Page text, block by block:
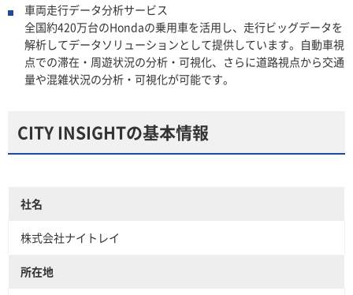
車両走行データ分析サービス
全国約420万台のHondaの乗用車を活用し、走行ビッグデータを
解析してデータソリューションとして提供しています。自動車視
点での滞在・周遊状況の分析・可視化、さらに道路視点から交通
量や混雑状況の分析・可視化が可能です。
CITY INSIGHTの基本情報
社名
株式会社ナイトレイ
所在地